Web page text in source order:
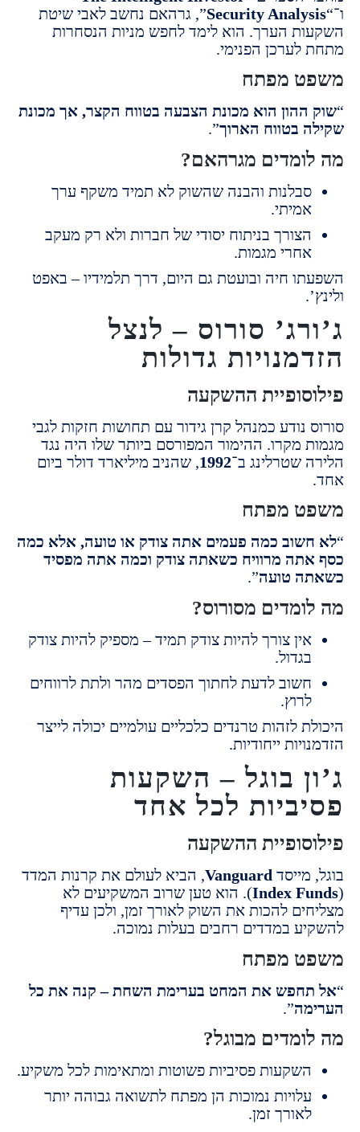
Security”, גרהאם נחשב לאבי שיטת
הערך. הוא לימד לחפש מניות הנסחרות
הפנימי.
מפתח
הוא מכונת הצבעה בטווח הקצר, אך מכונת
בטווח הארוך”.
מגרהאם?
סבלנות והבנה שהשוק לא תמיד משקף ערך
הצורך בניתוח יסודי של חברות ולא רק מעקב
אחרי מגמות.
חיה ובועטת גם היום, דרך תלמידיו – באפט
סורוס – לנצל
גדולות
ההשקעה
נודע כמנהל קרן גידור עם תחושות חזקות לגבי
מקרו. ההימור המפורסם ביותר שלו היה נגד
שטרלינג ב־1992 , שהניב מיליארד דולר ביום
מפתח
כמה פעמים אתה צודק או טועה, אלא כמה
מרוויח כשאתה צודק וכמה אתה מפסיד
טועה”.
מסורוס?
אין צורך להיות צודק תמיד – מספיק להיות צודק
חשוב לדעת לחתוך הפסדים מהר ולתת לרווחים
לזהות טרנדים כלכליים עולמיים יכולה לייצר
ייחודיות.
בוגל – השקעות
לכל אחד
ההשקעה
Vanguard, הביא לעולם את קרנות המדד
Index). הוא טען שרוב המשקיעים לא
להכות את השוק לאורך זמן, ולכן עדיף
במדדים רחבים בעלות נמוכה.
מפתח
את המחט בערימת השחת – קנה את כל
”.
מבוגל?
השקעות פסיביות פשוטות ומתאימות לכל משקיע.
עלויות נמוכות הן מפתח לתשואה גבוהה יותר
לאורך זמן.